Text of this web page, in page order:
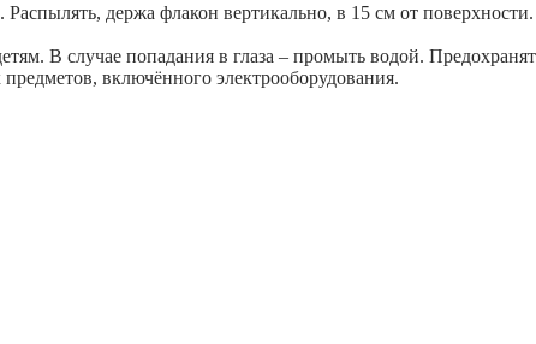
держа флакон вертикально, в 15 см от
В случае попадания в глаза – промыть водой.
включённого электрооборудования.